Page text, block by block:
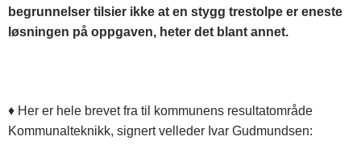
begrunnelser tilsier ikke at en stygg trestolpe er eneste
løsningen på oppgaven, heter det blant annet.
♦ Her er hele brevet fra til kommunens resultatområde
Kommunalteknikk, signert velleder Ivar Gudmundsen: